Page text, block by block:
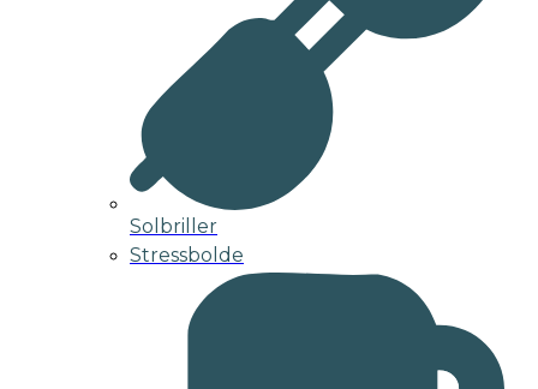
Solbriller
Stressbolde